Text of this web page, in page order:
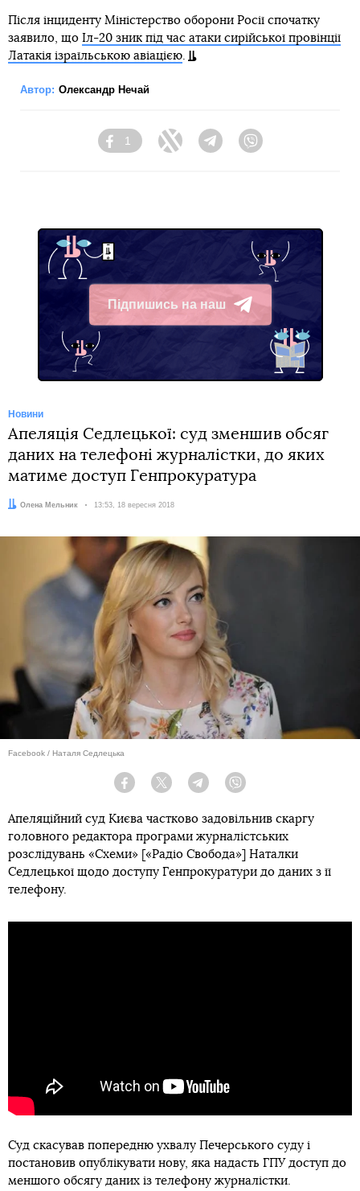
Після інциденту Міністерство оборони Росії спочатку
заявило, що Іл-20 зник під час атаки сирійської провінції
Латакія ізраїльською авіацією.
Автор: Олександр Нечай
Facebook
1
Twitter Telegram
Підпишись на наш
Telegram
Новини
Апеляція Седлецької: суд зменшив обсяг
даних на телефоні журналістки, до яких
матиме доступ Генпрокуратура
Автор:
Олена Мельник Дата:
13:53, 18 вересня 2018
Facebook / Наталя Седлецька
Facebook Twitter Telegram
Апеляційний суд Києва частково задовільнив скаргу
головного редактора програми журналістських
розслідувань «Схеми» [«Радіо Свобода»] Наталки
Седлецької щодо доступу Генпрокуратури до даних з її
телефону.
Суд скасував попередню ухвалу Печерського суду і
постановив опублікувати нову, яка надасть ГПУ доступ до
меншого обсягу даних із телефону журналістки.